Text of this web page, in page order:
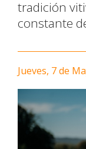
tradición
constante
Jueves, 7 de